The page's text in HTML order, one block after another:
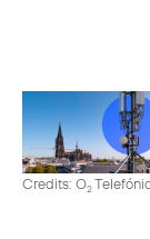
Credits: O2